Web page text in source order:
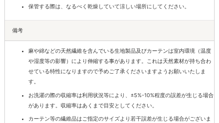
保管する際は、なるべく乾燥していて涼しい場所にしてください。
備考
麻や綿などの天然繊維を含んでいる生地製品及びカーテンは室内環境（温度
や湿度等の影響）により伸縮する事があります。これは天然素材が持ち合わ
せている特性になりますので予めご了承くださいますようお願いいたしま
す。
お洗濯の際の収縮率は利用状況等により、±5%-10%程度の誤差が生じる場合
があります。収縮率はあくまで目安としてください。
カーテン等の繊維品はご指定のサイズより若干誤差が生じる場合がございま